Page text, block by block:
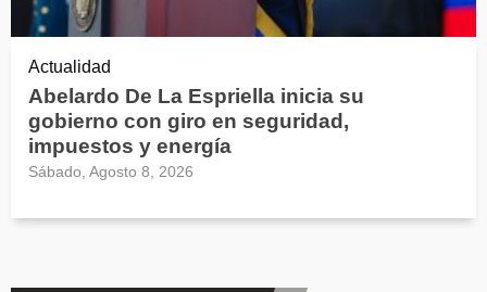
Actualidad
Abelardo De La Espriella inicia su
gobierno con giro en seguridad,
impuestos y energía
Sábado, Agosto 8, 2026